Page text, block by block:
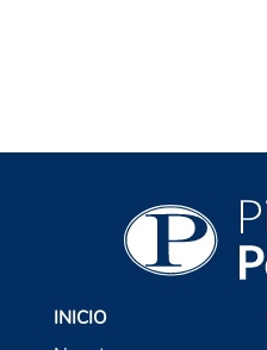
INICIO